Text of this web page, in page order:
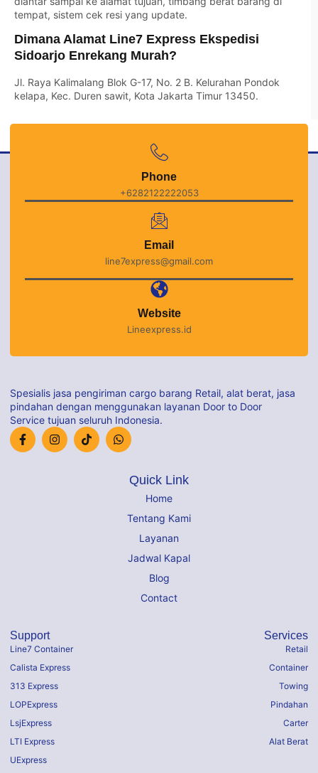
tempat, sistem cek resi yang update.
Dimana Alamat Line7 Express Ekspedisi
Sidoarjo Enrekang Murah?
Jl. Raya Kalimalang Blok G-17, No. 2 B. Kelurahan Pondok
kelapa, Kec. Duren sawit, Kota Jakarta Timur 13450.
Phone
+6282122222053
Email
line7express@gmail.com
Website
Lineexpress.id
Spesialis jasa pengiriman cargo barang Retail, alat berat, jasa
pindahan dengan menggunakan layanan Door to Door
Service tujuan seluruh Indonesia.
Quick Link
Home
Tentang Kami
Layanan
Jadwal Kapal
Blog
Contact
Support
Line7 Container
Calista Express
313 Express
LOPExpress
LsjExpress
LTI Express
UExpress
Services
Retail
Container
Towing
Pindahan
Carter
Alat Berat